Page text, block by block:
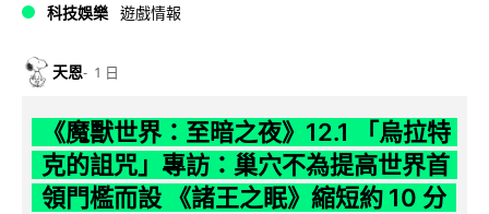
科技娛樂 遊戲情報
天恩 1 日
《魔獸世界：至暗之夜》12.1 「烏拉特
克的詛咒」專訪：巢穴不為提高世界首
領門檻而設 《諸王之眠》縮短約 10 分